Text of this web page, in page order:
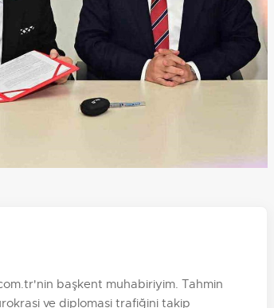
başkent muhabiriyim. Tahmin
ve diplomasi trafiğini takip